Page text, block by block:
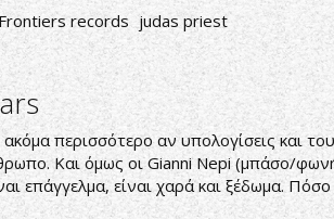
Frontiers records judas priest
περισσότερο αν υπολογίσεις και
Και όμως οι Gianni Nepi (μπάσο/
επάγγελμα, είναι χαρά και ξέδωμα.